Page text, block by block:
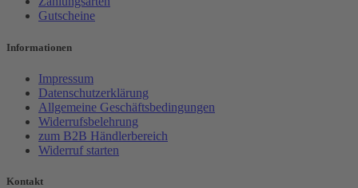
Gutscheine
Informationen
Impressum
Datenschutzerklärung
Allgemeine Geschäftsbedingungen
Widerrufsbelehrung
zum B2B Händlerbereich
Widerruf starten
Kontakt